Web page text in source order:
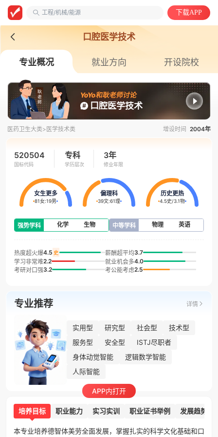
工程/机械/能源
下载APP
口腔医学技术
专业概况 就业方向 开设院校
YoYo和耿老师讨论
口腔医学技术
医药卫生大类> 医学技术类 增设时间 2004年
520504
国标代码
专科
学历层次
3年
修业年限
女生更多
81女:19男
偏理科
39文:61理
历史更热
4.5史/3.1物
强势学科 化学 生物 中等学科 物理 英语
热度超火爆4.5 史 薪酬超平均3.7
学习非常难2.2 就业机会多4.0
考研对口强3.2 考公能考虑2.5
专业推荐 详情
实用型 研究型 社会型
技术型
服务型
安全型
ISTJ尽职者
身体动觉智能
逻辑数学智能
人际智能
培养目标 职业能力 实习实训 职业证书举例 发展趋势
本专业培养德智体美劳全面发展，掌握扎实的科学文化基础和口
APP内打开